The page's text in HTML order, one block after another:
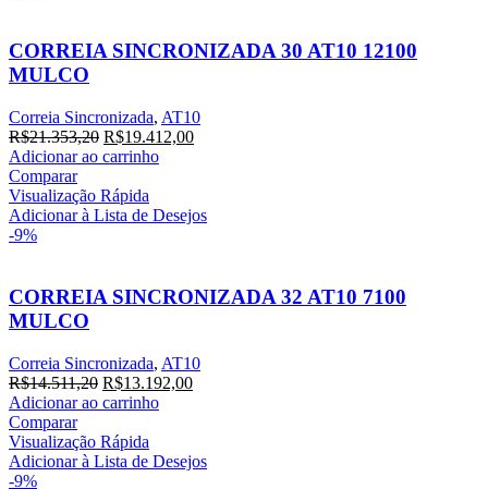
CORREIA SINCRONIZADA 30 AT10 12100
MULCO
Correia Sincronizada, AT10
R$21.353,20 O
preço
era:
R$21.353,20.
R$19.412,00O
R$19.412,00.
Adicionar ao carrinho
Comparar
Visualização Rápida
Adicionar à Lista de Desejos
-9%
CORREIA SINCRONIZADA 32 AT10 7100
MULCO
Correia Sincronizada, AT10
R$14.511,20 O
preço
era:
R$14.511,20.
R$13.192,00O
R$13.192,00.
Adicionar ao carrinho
Comparar
Visualização Rápida
Adicionar à Lista de Desejos
-9%